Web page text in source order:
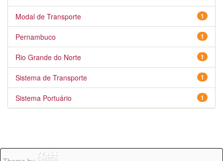
1
Modal de Transporte
1
Pernambuco
1
Rio Grande do Norte
1
Sistema de Transporte
1
Sistema Portuário